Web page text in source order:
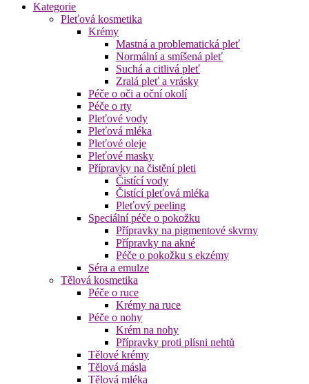
Kategorie
Pleťová kosmetika
Krémy
Mastná a problematická pleť
Normální a smíšená pleť
Suchá a citlivá pleť
Zralá pleť a vrásky
Péče o oči a oční okolí
Péče o rty
Pleťové vody
Pleťová mléka
Pleťové oleje
Pleťové masky
Přípravky na čistění pleti
Čistící vody
Čistící pleťová mléka
Pleťový peeling
Speciální péče o pokožku
Přípravky na pigmentové skvrny
Přípravky na akné
Péče o pokožku s ekzémy
Séra a emulze
Tělová kosmetika
Péče o ruce
Krémy na ruce
Péče o nohy
Krém na nohy
Přípravky proti plísni nehtů
Tělové krémy
Tělová másla
Tělová mléka